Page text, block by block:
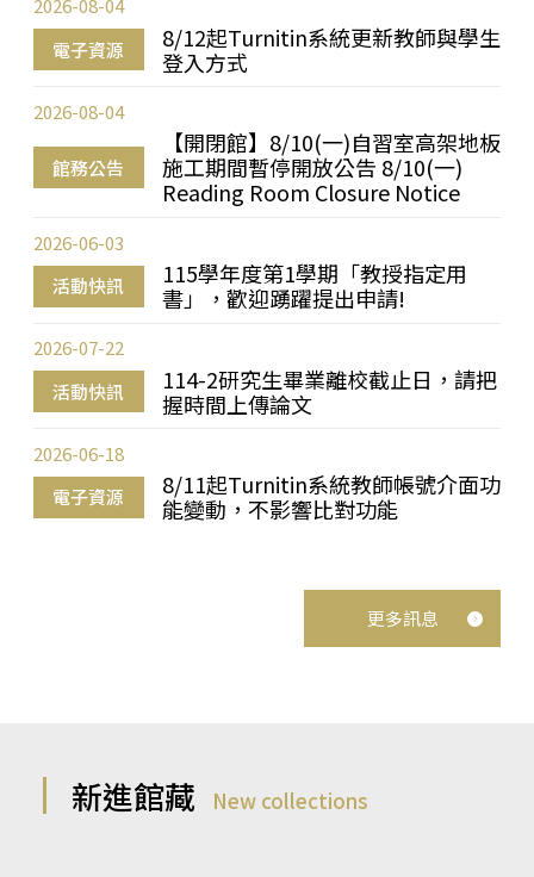
電子資源
8/12起Turnitin系統更新教師與學生
登入方式
2026-08-04
館務公告
【開閉館】8/10(一)自習室高架地板
施工期間暫停開放公告 8/10(一)
Reading Room Closure Notice
2026-08-04
活動快訊
115學年度第1學期「教授指定用
書」，歡迎踴躍提出申請!
2026-06-03
活動快訊
114-2研究生畢業離校截止日，請把
握時間上傳論文
2026-07-22
電子資源
8/11起Turnitin系統教師帳號介面功
能變動，不影響比對功能
2026-06-18
更多訊息
新進館藏 New collections